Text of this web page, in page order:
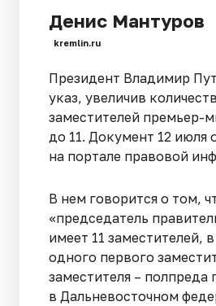
Денис Мантуров
kremlin.ru
Президент Владимир
указ, увеличив
заместителей премьер-
до 11. Документ 12 июля
на портале правовой
В нем говорится о том,
«председатель
имеет 11 заместителей,
одного первого
заместителя – полпреда
в Дальневосточном